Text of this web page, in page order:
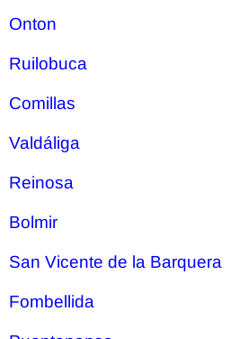
Onton
Ruilobuca
Comillas
Valdáliga
Reinosa
Bolmir
San Vicente de la Barquera
Fombellida